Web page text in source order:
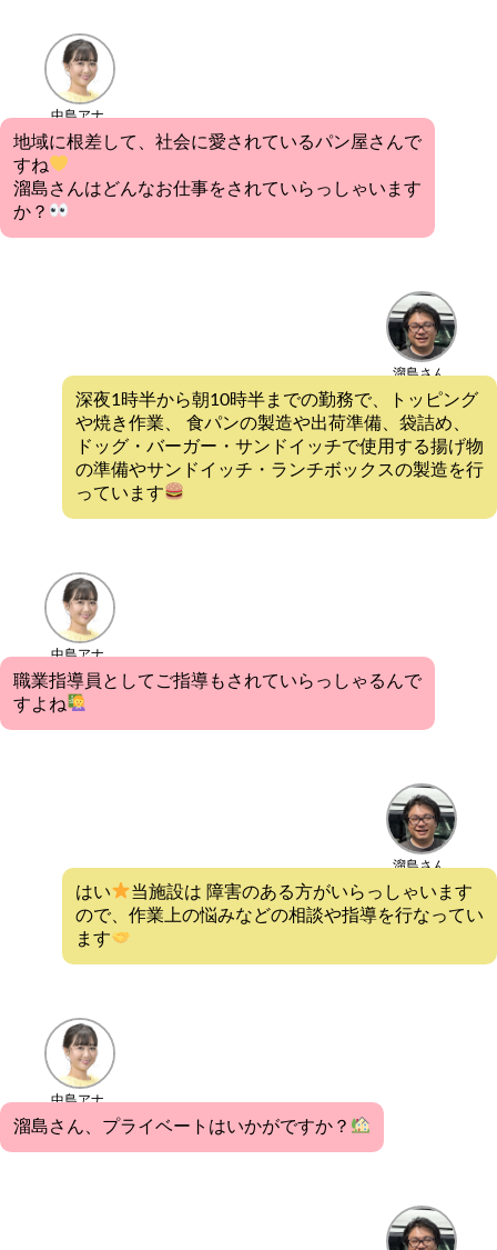
中島アナ
地域に根差して、社会に愛されているパン屋さんで
すね
溜島さんはどんなお仕事をされていらっしゃいます
か？
溜島さん
深夜1時半から朝10時半までの勤務で、トッピング
や焼き作業、 食パンの製造や出荷準備、袋詰め、
ドッグ・バーガー・サンドイッチで使用する揚げ物
の準備やサンドイッチ・ランチボックスの製造を行
っています
中島アナ
職業指導員としてご指導もされていらっしゃるんで
すよね
溜島さん
はい
当施設は 障害のある方がいらっしゃいます
ので、作業上の悩みなどの相談や指導を行なってい
ます
中島アナ
溜島さん、プライベートはいかがですか？